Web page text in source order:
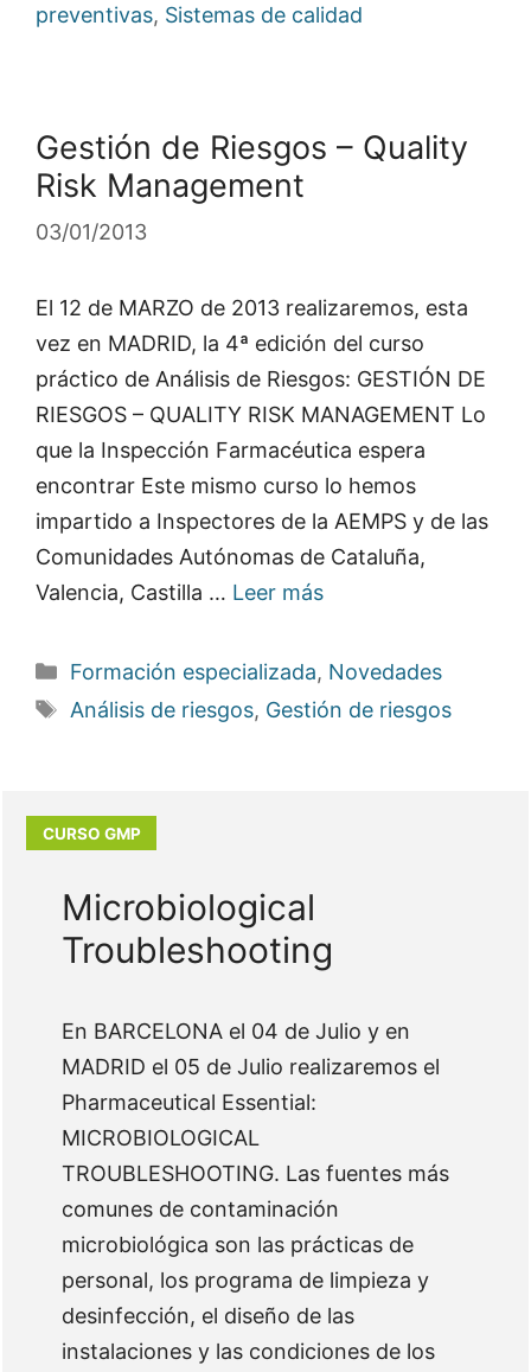
preventivas, Sistemas de calidad
Gestión de Riesgos – Quality
Risk Management
03/01/2013
El 12 de MARZO de 2013 realizaremos, esta
vez en MADRID, la 4ª edición del curso
práctico de Análisis de Riesgos: GESTIÓN DE
RIESGOS – QUALITY RISK MANAGEMENT Lo
que la Inspección Farmacéutica espera
encontrar Este mismo curso lo hemos
impartido a Inspectores de la AEMPS y de las
Comunidades Autónomas de Cataluña,
Valencia, Castilla … Leer más
Categorías
Formación especializada, Novedades
Etiquetas
Análisis de riesgos, Gestión de riesgos
Microbiological
Troubleshooting
En BARCELONA el 04 de Julio y en
MADRID el 05 de Julio realizaremos el
Pharmaceutical Essential:
MICROBIOLOGICAL
TROUBLESHOOTING. Las fuentes más
comunes de contaminación
microbiológica son las prácticas de
personal, los programa de limpieza y
desinfección, el diseño de las
instalaciones y las condiciones de los